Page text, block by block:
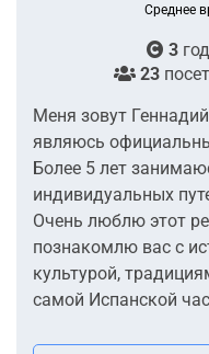
Среднее
3
23
Меня зовут
являюсь
Более 5 лет
индивидуальных
Очень люблю этот
познакомлю вас с
культурой,
самой Испанской